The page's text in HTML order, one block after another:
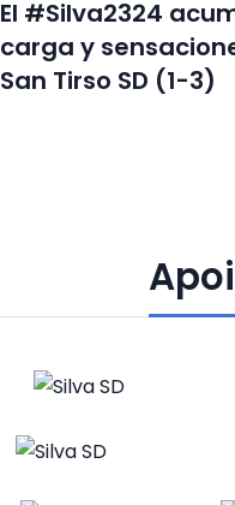
El #Silva2324
carga y
San Tirso SD (1-3)